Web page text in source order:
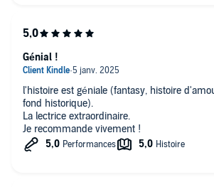
l'histoire est géniale (fantasy, histoire
fond historique).
La lectrice extraordinaire.
Je recommande vivement !
Génial !